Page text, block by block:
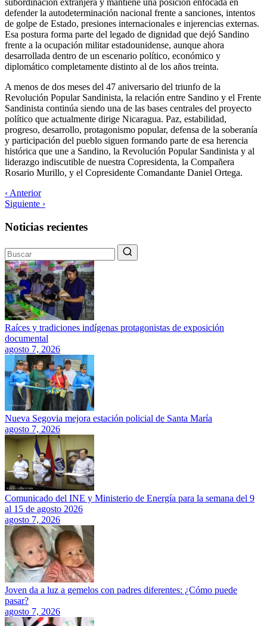
defender la autodeterminación nacional frente a sanciones, intentos
de golpe de Estado, presiones internacionales e injerencias externas.
Esa postura forma parte del legado de dignidad que dejó Sandino
frente a la ocupación militar estadounidense, aunque ahora
desarrollada dentro de un escenario político, económico y
diplomático completamente distinto al de los años treinta.
A menos de dos meses del 47 aniversario del triunfo de la
Revolución Popular Sandinista, la relación entre Sandino y el Frente
Sandinista continúa siendo una de las bases centrales del proyecto
político que actualmente dirige Nicaragua. Paz, estabilidad,
progreso, desarrollo, protagonismo popular, defensa de la soberanía
y participación del pueblo siguen formando parte de esa herencia
histórica que une a Sandino, la Revolución Popular Sandinista y al
liderazgo indiscutible de nuestra Copresidenta, la Compañera
Rosario Murillo, y el Copresidente Comandante Daniel Ortega.
‹ Anterior
Siguiente ›
Noticias recientes
Raíces y tradiciones indígenas protagonistas de exposición
documental
agosto 7, 2026
Nueva Segovia mejora estación policial de Santa María
agosto 7, 2026
Comunicado del INE y Ministerio de Energía para la semana del 9
al 15 de agosto 2026
agosto 7, 2026
Joven da a luz a gemelos con padres diferentes: ¿Cómo puede
pasar?
agosto 7, 2026